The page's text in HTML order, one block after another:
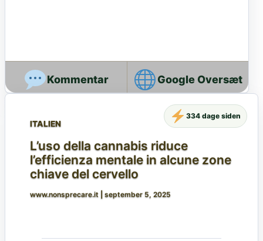
Google Oversæt
ITALIEN
L’uso della cannabis riduce
l’efficienza mentale in alcune zone
chiave del cervello
www.nonsprecare.it september 5, 2025
334 dage siden